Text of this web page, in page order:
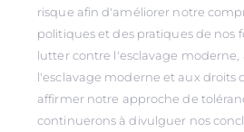
risque afin d'améliorer notre
politiques et des pratiques de nos
lutter contre l'esclavage moderne,
l'esclavage moderne et aux droits
affirmer notre approche de
continuerons à divulguer nos